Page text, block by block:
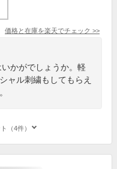
価格と在庫を楽天でチェック >>
かがでしょうか。軽
ャル刺繍もしてもらえ
（4件）